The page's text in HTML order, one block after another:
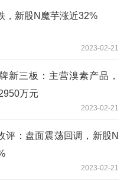
，新股N魔芋涨近32%
2023-02-21
新三板：主营溴素产品，
万元
2023-02-21
评：盘面震荡回调，新股N
2023-02-21